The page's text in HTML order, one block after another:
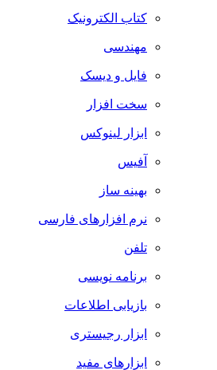
کتاب الکترونیک
مهندسی
فایل و دیسک
سخت افزار
ابزار لینوکس
آفیس
بهینه ساز
نرم افزارهای فارسی
تلفن
برنامه نویسی
بازیابی اطلاعات
ابزار رجیستری
ابزارهای مفید